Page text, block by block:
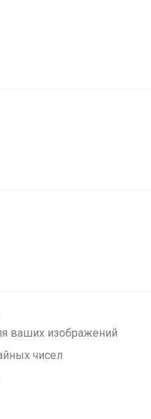
ваших изображений
чисел